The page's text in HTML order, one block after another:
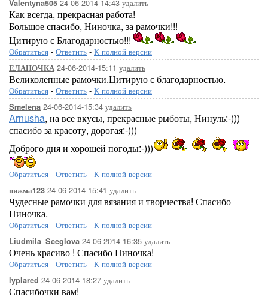
Valentyna505 24-06-2014-14:43 удалить
Как всегда, прекрасная работа!
Большое спасибо, Ниночка, за рамочки!!!
Цитирую с Благодарностью!!!
Обратиться - Ответить - К полной версии
ЕЛАНОЧКА 24-06-2014-15:11 удалить
Великолепные рамочки.Цитирую с благодарностью.
Обратиться - Ответить - К полной версии
Smelena 24-06-2014-15:34 удалить
Arnusha, на все вкусы, прекрасные рыботы, Нинуль:-)))
спасибо за красоту, дорогая:-)))
Доброго дня и хорошей погоды:-)))
Обратиться - Ответить - К полной версии
пижма123 24-06-2014-15:41 удалить
Чудесные рамочки для вязания и творчества! Спасибо
Ниночка.
Обратиться - Ответить - К полной версии
Liudmila_Sceglova 24-06-2014-16:35 удалить
Очень красиво ! Спасибо Ниночка!
Обратиться - Ответить - К полной версии
lyplared 24-06-2014-18:27 удалить
Спасибочки вам!